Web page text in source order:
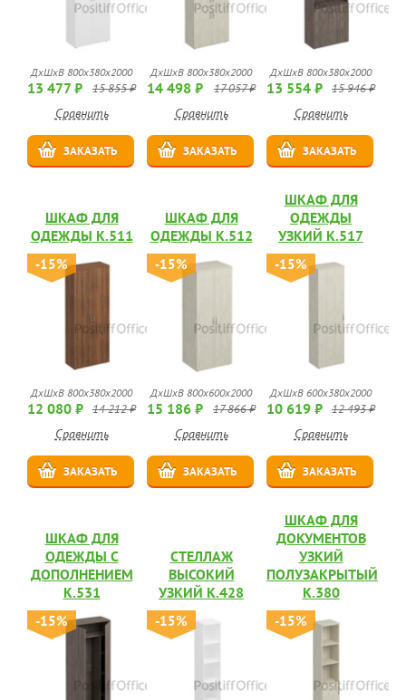
ДхШхВ 800x380x2000
13 477 ₽ 15 855 ₽
Сравнить
ЗАКАЗАТЬ
ДхШхВ 800x380x2000
14 498 ₽ 17 057 ₽
Сравнить
ЗАКАЗАТЬ
ДхШхВ 800x380x2000
13 554 ₽ 15 946 ₽
Сравнить
ЗАКАЗАТЬ
ШКАФ ДЛЯ
ОДЕЖДЫ К.511
-15%
ДхШхВ 800x380x2000
12 080 ₽ 14 212 ₽
Сравнить
ЗАКАЗАТЬ
ШКАФ ДЛЯ
ОДЕЖДЫ К.512
-15%
ДхШхВ 800x600x2000
15 186 ₽ 17 866 ₽
Сравнить
ЗАКАЗАТЬ
ШКАФ ДЛЯ
ОДЕЖДЫ
УЗКИЙ К.517
-15%
ДхШхВ 600x380x2000
10 619 ₽ 12 493 ₽
Сравнить
ЗАКАЗАТЬ
ШКАФ ДЛЯ
ОДЕЖДЫ С
ДОПОЛНЕНИЕМ
К.531
-15%
СТЕЛЛАЖ
ВЫСОКИЙ
УЗКИЙ К.428
-15%
ШКАФ ДЛЯ
ДОКУМЕНТОВ
УЗКИЙ
ПОЛУЗАКРЫТЫЙ
К.380
-15%